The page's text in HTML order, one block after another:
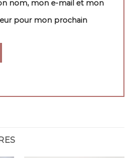
nom, mon e-mail et mon
pour mon prochain